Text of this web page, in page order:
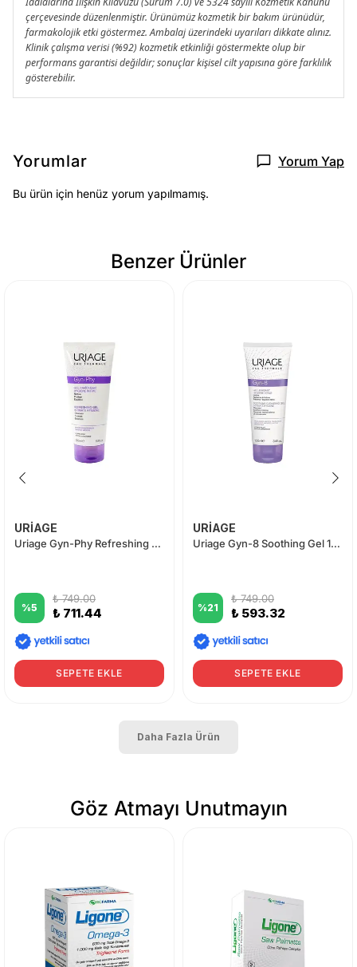
çerçevesinde düzenlenmiştir. Ürünümüz kozmetik bir bakım ürünüdür,
farmakolojik etki göstermez. Ambalaj üzerindeki uyarıları dikkate alınız.
Klinik çalışma verisi (%92) kozmetik etkinliği göstermekte olup bir
performans garantisi değildir; sonuçlar kişisel cilt yapısına göre farklılık
gösterebilir.
Yorumlar Yorum Yap
Bu ürün için henüz yorum yapılmamış.
Benzer Ürünler
URİAGE
Uriage Gyn-Phy Refreshing Gel 200ml
%5
₺ 749.00
₺ 711.44
SEPETE EKLE
URİAGE
Uriage Gyn-8 Soothing Gel 100ml
%21
₺ 749.00
₺ 593.32
SEPETE EKLE
Daha Fazla Ürün
Göz Atmayı Unutmayın